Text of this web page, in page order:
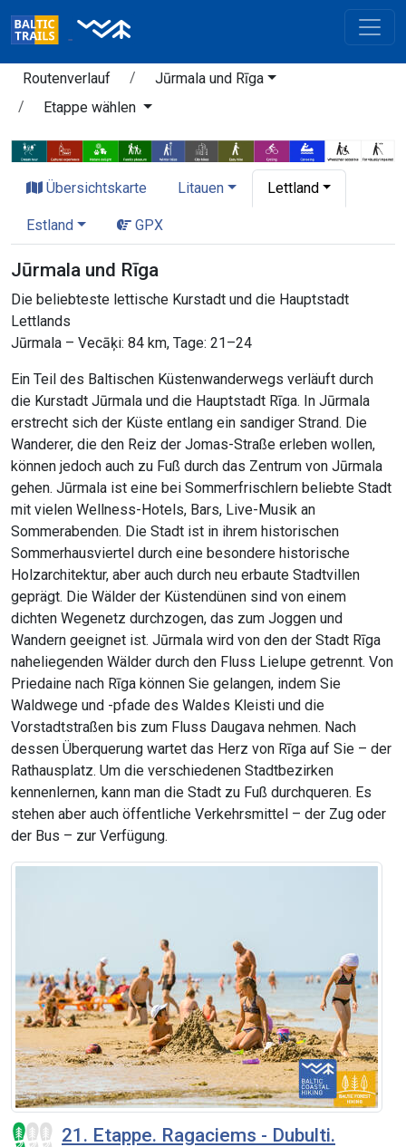
Routenverlauf
Jūrmala und Rīga
Etappe wählen
Übersichtskarte Litauen Lettland
Estland GPX
Jūrmala und Rīga
Die beliebteste lettische Kurstadt und die Hauptstadt
Lettlands
Jūrmala – Vecāķi: 84 km, Tage: 21–24
Ein Teil des Baltischen Küstenwanderwegs verläuft durch
die Kurstadt Jūrmala und die Hauptstadt Rīga. In Jūrmala
erstrecht sich der Küste entlang ein sandiger Strand. Die
Wanderer, die den Reiz der Jomas-Straße erleben wollen,
können jedoch auch zu Fuß durch das Zentrum von Jūrmala
gehen. Jūrmala ist eine bei Sommerfrischlern beliebte Stadt
mit vielen Wellness-Hotels, Bars, Live-Musik an
Sommerabenden. Die Stadt ist in ihrem historischen
Sommerhausviertel durch eine besondere historische
Holzarchitektur, aber auch durch neu erbaute Stadtvillen
geprägt. Die Wälder der Küstendünen sind von einem
dichten Wegenetz durchzogen, das zum Joggen und
Wandern geeignet ist. Jūrmala wird von den der Stadt Rīga
naheliegenden Wälder durch den Fluss Lielupe getrennt. Von
Priedaine nach Rīga können Sie gelangen, indem Sie
Waldwege und -pfade des Waldes Kleisti und die
Vorstadtstraßen bis zum Fluss Daugava nehmen. Nach
dessen Überquerung wartet das Herz von Rīga auf Sie – der
Rathausplatz. Um die verschiedenen Stadtbezirken
kennenlernen, kann man die Stadt zu Fuß durchqueren. Es
stehen aber auch öffentliche Verkehrsmittel – der Zug oder
der Bus – zur Verfügung.
21. Etappe. Ragaciems - Dubulti.